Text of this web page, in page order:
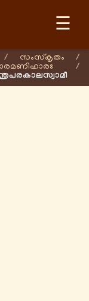
☰
/ സംസ്കൃതം
/
/